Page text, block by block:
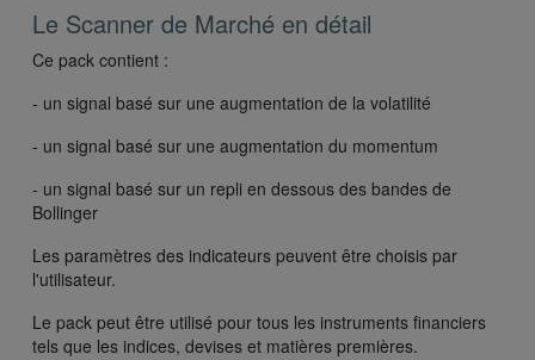
Le Scanner de Marché en détail
Ce pack contient :
- un signal basé sur une augmentation de la volatilité
- un signal basé sur une augmentation du momentum
- un signal basé sur un repli en dessous des bandes de
Bollinger
Les paramètres des indicateurs peuvent être choisis par
l'utilisateur.
Le pack peut être utilisé pour tous les instruments financiers
tels que les indices, devises et matières premières.